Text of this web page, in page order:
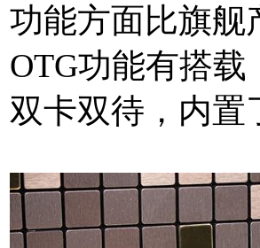
功能方面比旗舰
OTG功能有搭
双卡双待，内置